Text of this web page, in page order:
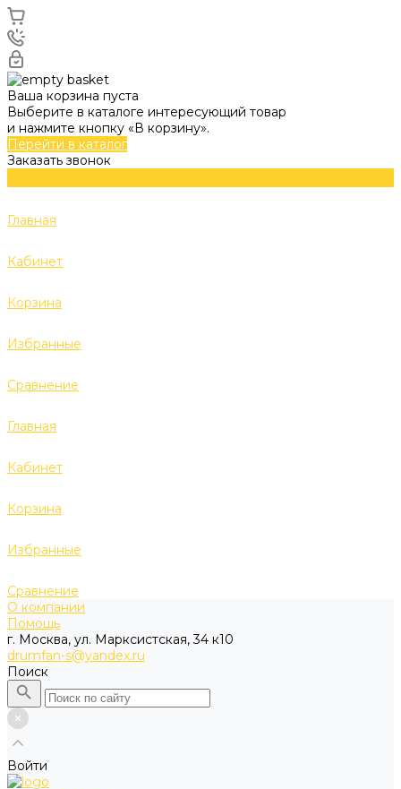
Ваша корзина пуста
Выберите в каталоге интересующий товар
и нажмите кнопку «В корзину».
Перейти в каталог
Заказать звонок
Главная
Кабинет
Корзина
Избранные
Сравнение
Главная
Кабинет
Корзина
Избранные
Сравнение
О компании
Помощь
г. Москва, ул. Марксистская, 34 к10
drumfan-s@yandex.ru
Поиск
Войти